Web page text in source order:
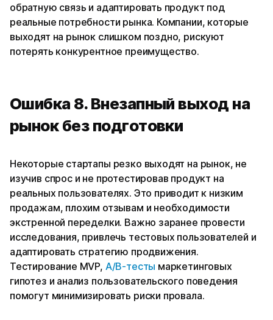
обратную связь и адаптировать продукт под
реальные потребности рынка. Компании, которые
выходят на рынок слишком поздно, рискуют
потерять конкурентное преимущество.
Ошибка 8. Внезапный выход на
рынок без подготовки
Некоторые стартапы резко выходят на рынок, не
изучив спрос и не протестировав продукт на
реальных пользователях. Это приводит к низким
продажам, плохим отзывам и необходимости
экстренной переделки. Важно заранее провести
исследования, привлечь тестовых пользователей и
адаптировать стратегию продвижения.
Тестирование MVP, A/B-тесты маркетинговых
гипотез и анализ пользовательского поведения
помогут минимизировать риски провала.